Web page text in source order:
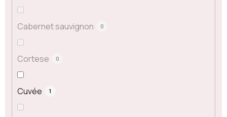
Cabernet sauvignon 0
Cortese 0
Cuvée 1